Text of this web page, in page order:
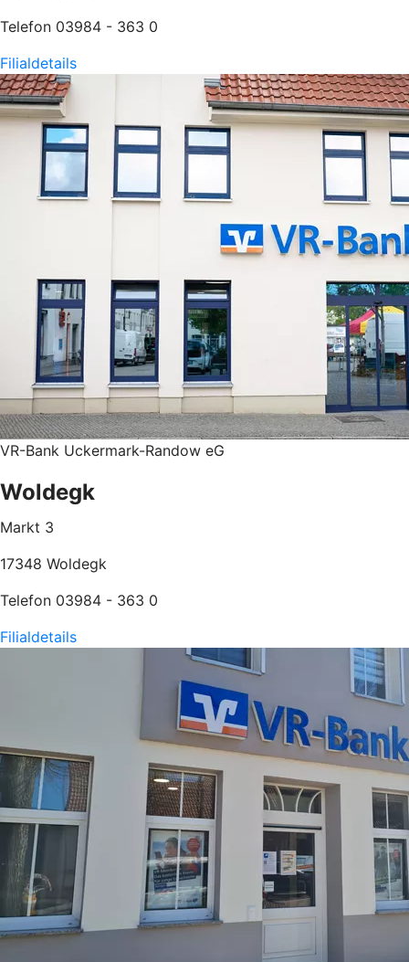
Telefon 03984 - 363 0
Filialdetails
VR-Bank Uckermark-Randow eG
Woldegk
Markt 3
17348 Woldegk
Telefon 03984 - 363 0
Filialdetails